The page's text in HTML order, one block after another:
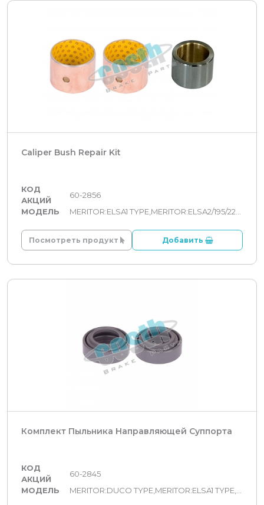
Caliper Bush Repair Kit
КОД
АКЦИЙ
60-2856
МОДЕЛЬ
Посмотреть продукт Добавить
Комплект Пыльника Направляющей Суппорта
КОД
АКЦИЙ
60-2845
МОДЕЛЬ